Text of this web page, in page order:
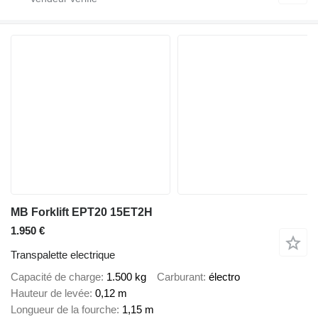
MB Forklift EPT20 15ET2H
1.950 €
Transpalette electrique
Capacité de charge 1.500 kg Carburant électro
Hauteur de levée 0,12 m
Longueur de la fourche 1,15 m